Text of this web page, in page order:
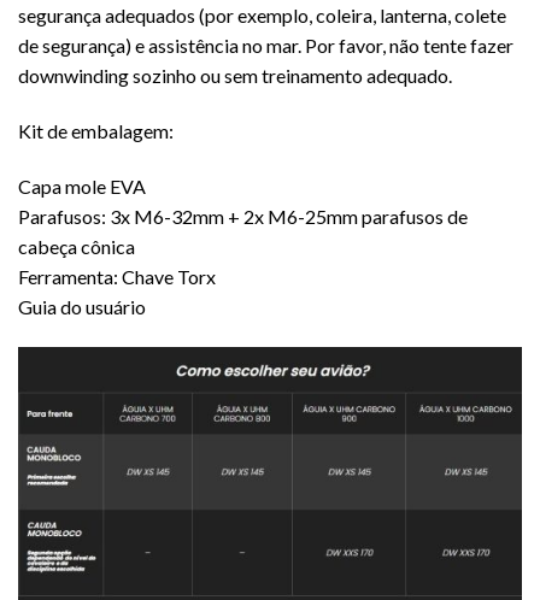
segurança adequados (por exemplo, coleira, lanterna, colete
de segurança) e assistência no mar. Por favor, não tente fazer
downwinding sozinho ou sem treinamento adequado.
Kit de embalagem:
Capa mole EVA
Parafusos: 3x M6-32mm + 2x M6-25mm parafusos de
cabeça cônica
Ferramenta: Chave Torx
Guia do usuário